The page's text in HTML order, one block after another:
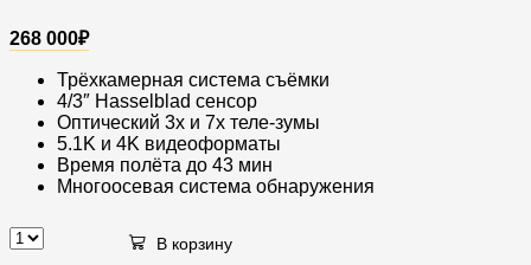
268 000₽
Трёхкамерная система съёмки
4/3″ Hasselblad сенсор
Оптический 3x и 7x теле-зумы
5.1K и 4K видеоформаты
Время полёта до 43 мин
Многоосевая система обнаружения
Квадрокоптер
В корзину